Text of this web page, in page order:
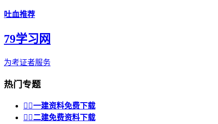
吐血推荐
79学习网
为考证者服务
热门专题
 一建资料免费下载
 二建免费资料下载